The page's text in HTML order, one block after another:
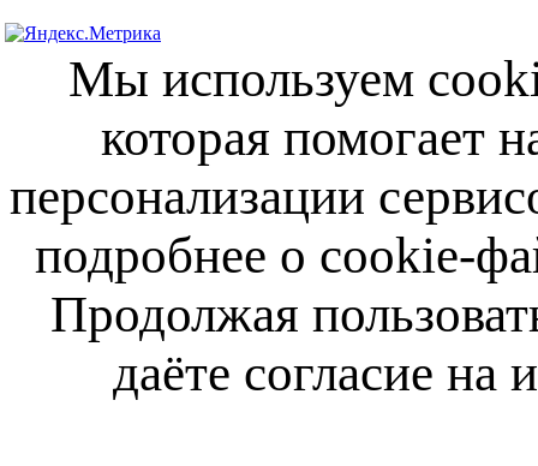
Мы используем
которая помогает
персонализации
подробнее о cookie-
Продолжая
даёте согласие